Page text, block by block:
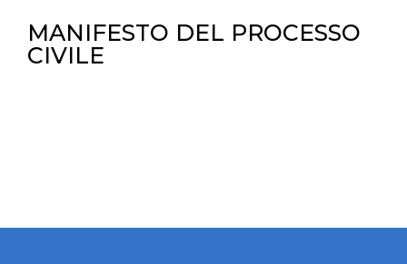
MANIFESTO DEL PROCESSO
CIVILE